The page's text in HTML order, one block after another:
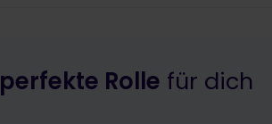
perfekte Rolle für dich